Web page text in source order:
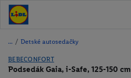
/ Detské autosedačky
BEBECONFORT
Podsedák Gaia, i-Safe, 125-150 cm